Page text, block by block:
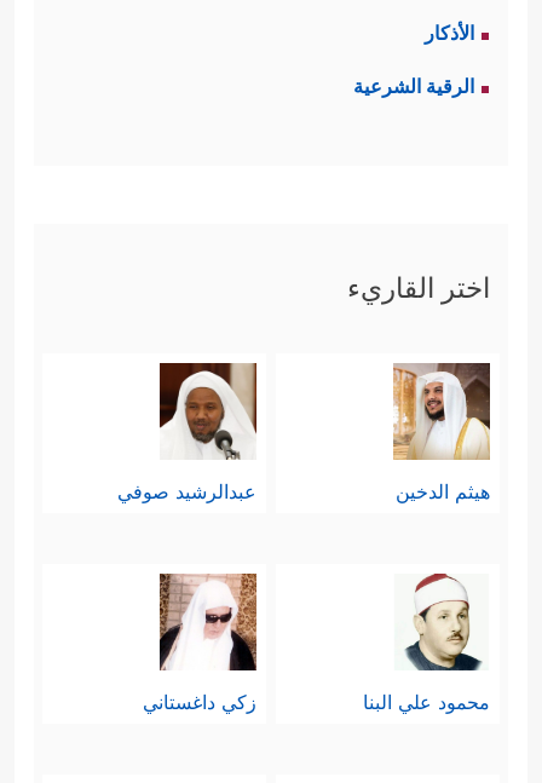
الأذكار
الرقية الشرعية
اختر القاريء
هيثم الدخين عبدالرشيد صوفي
محمود علي البنا زكي داغستاني